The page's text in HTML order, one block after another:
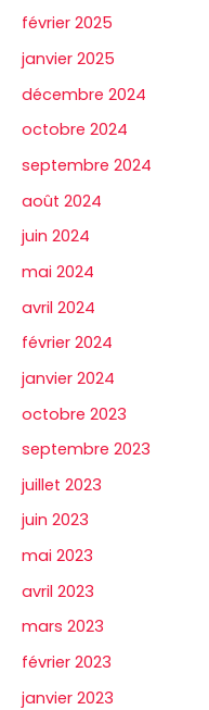
février 2025
janvier 2025
décembre 2024
octobre 2024
septembre 2024
août 2024
juin 2024
mai 2024
avril 2024
février 2024
janvier 2024
octobre 2023
septembre 2023
juillet 2023
juin 2023
mai 2023
avril 2023
mars 2023
février 2023
janvier 2023